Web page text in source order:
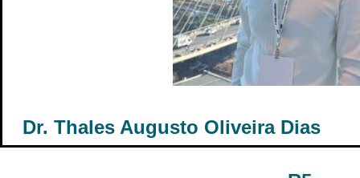
Dr. Thales Augusto Oliveira Dias